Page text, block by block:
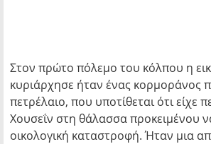
Στον πρώτο πόλεμο του κόλπου η
κυριάρχησε ήταν ένας κορμοράνος
πετρέλαιο, που υποτίθεται ότι είχε
Χουσεΐν στη θάλασσα προκειμένου
οικολογική καταστροφή. Ήταν μια